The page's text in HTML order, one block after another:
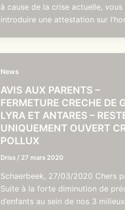
à cause de la crise actuelle,
introduire une attestation sur
News
AVIS AUX PARENTS –
FERMETURE CRECHE DE
LYRA ET ANTARES –
UNIQUEMENT OUVERT
POLLUX
Driss / 27 mars 2020
Schaerbeek, 27/03/2020 Chers
Suite à la forte diminution de
d’enfants au sein de nos 3 milieux